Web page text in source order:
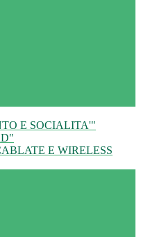
E SOCIALITA'"
E WIRELESS